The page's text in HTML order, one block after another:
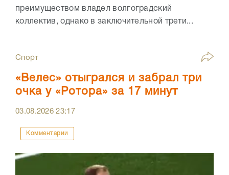
преимуществом владел волгоградский
коллектив, однако в заключительной трети...
Спорт
«Велес» отыгрался и забрал три
очка у «Ротора» за 17 минут
03.08.202623:17
Комментарии